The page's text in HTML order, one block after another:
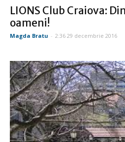
LIONS Club Craiova:
oameni!
Magda Bratu - 2:36 29 decembrie 2016